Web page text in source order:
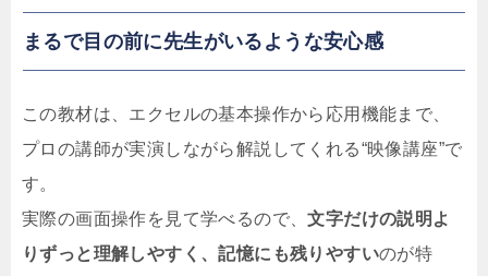
まるで目の前に先生がいるような安心感
この教材は、エクセルの基本操作から応用機能まで、
プロの講師が実演しながら解説してくれる“映像講座”で
す。
実際の画面操作を見て学べるので、文字だけの説明よ
りずっと理解しやすく、記憶にも残りやすいのが特